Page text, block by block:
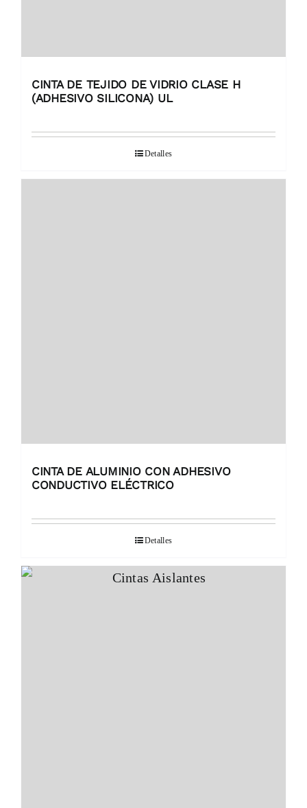
CINTA DE TEJIDO DE VIDRIO CLASE H
(ADHESIVO SILICONA) UL
Detalles
CINTA DE ALUMINIO CON ADHESIVO
CONDUCTIVO ELÉCTRICO
Detalles